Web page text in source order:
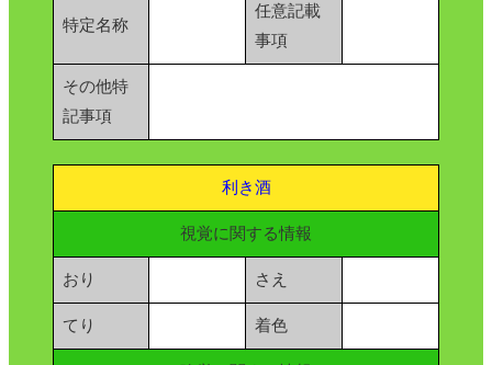
特定名称
任意記載
事項
その他特
記事項
利き酒
視覚に関する情報
おり さえ
てり 着色